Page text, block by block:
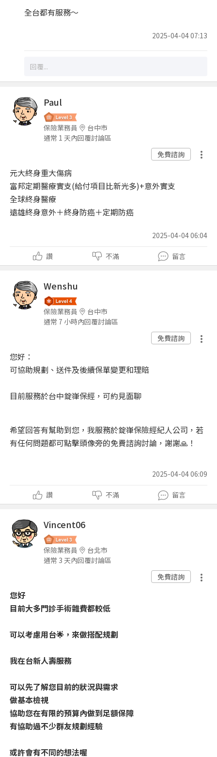
全台都有服務～
2025-04-04 07:13
Paul
保險業務員
台中市
通常 1 天內回覆討論區
免費諮詢
元大終身重大傷病
富邦定期醫療實支(給付項目比新光多)+意外實支
全球終身醫療
遠雄終身意外＋終身防癌＋定期防癌
2025-04-04 06:04
讚 不滿 留言
Wenshu
保險業務員
台中市
通常 7 小時內回覆討論區
免費諮詢
您好：
可協助規劃、送件及後續保單變更和理賠
目前服務於台中錠嵂保經，可約見面聊
希望回答有幫助到您，我服務於錠嵂保險經紀人公司，若
有任何問題都可點擊頭像旁的免費諮詢討論，謝謝🙏 ！
2025-04-04 06:09
讚 不滿 留言
Vincent06
保險業務員
台北市
通常 3 天內回覆討論區
免費諮詢
您好
目前大多門診手術雜費都較低
可以考慮用台🌟，來做搭配規劃
我在台新人壽服務
可以先了解您目前的狀況與需求
做基本檢視
協助您在有限的預算內做到足額保障
有協助過不少群友規劃經驗
或許會有不同的想法喔